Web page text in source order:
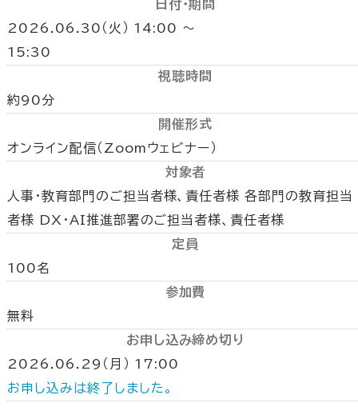
日付・期間
2026.06.30（火） 14:00 〜
15:30
視聴時間
約90分
開催形式
オンライン配信（Zoomウェビナー）
対象者
人事・教育部門のご担当者様、責任者様 各部門の教育担当
者様 DX・AI推進部署のご担当者様、責任者様
定員
100名
参加費
無料
お申し込み締め切り
2026.06.29（月） 17:00
お申し込みは終了しました。